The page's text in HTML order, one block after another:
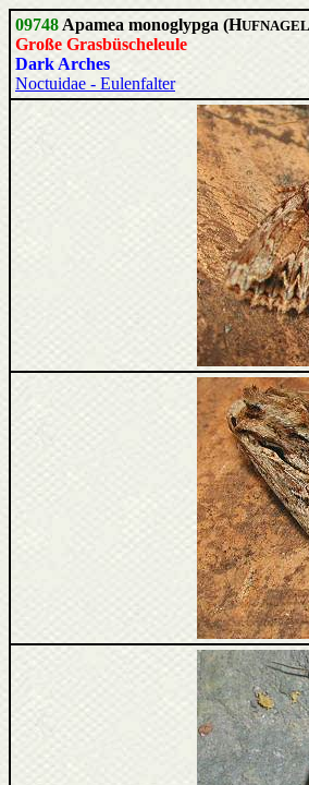
09748 Apamea monoglypga (H
Große Grasbüscheleule
Dark Arches
Noctuidae - Eulenfalter